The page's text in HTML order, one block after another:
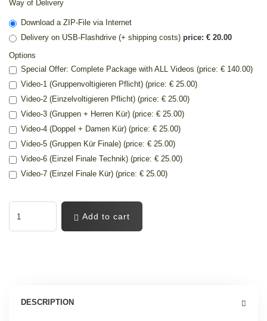
Way of Delivery
Download a ZIP-File via Internet
Delivery on USB-Flashdrive (+ shipping costs) price: € 20.00
Options
Special Offer: Complete Package with ALL Videos (price: € 140.00)
Video-1 (Gruppenvoltigieren Pflicht) (price: € 25.00)
Video-2 (Einzelvoltigieren Pflicht) (price: € 25.00)
Video-3 (Gruppen + Herren Kür) (price: € 25.00)
Video-4 (Doppel + Damen Kür) (price: € 25.00)
Video-5 (Gruppen Kür Finale) (price: € 25.00)
Video-6 (Einzel Finale Technik) (price: € 25.00)
Video-7 (Einzel Finale Kür) (price: € 25.00)
Add to cart
DESCRIPTION